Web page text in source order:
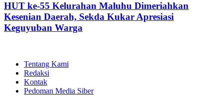
HUT ke-55 Kelurahan Maluhu Dimeriahkan
Kesenian Daerah, Sekda Kukar Apresiasi
Keguyuban Warga
Tentang Kami
Redaksi
Kontak
Pedoman Media Siber